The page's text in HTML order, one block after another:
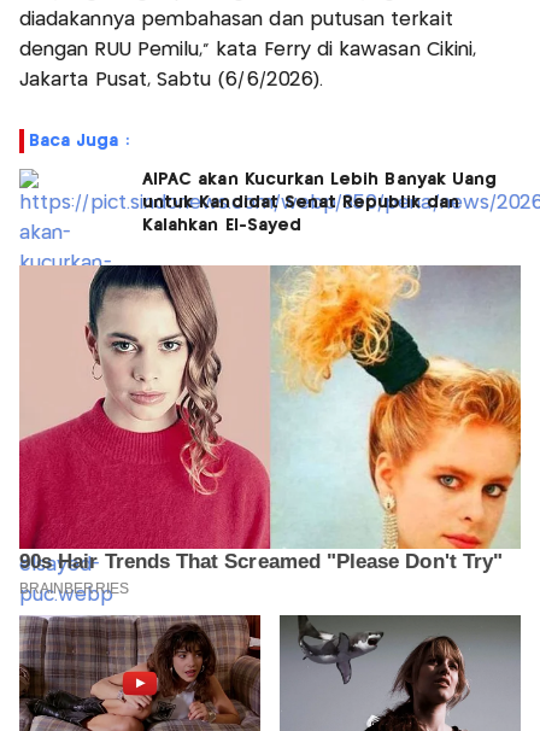
diadakannya pembahasan dan putusan terkait
dengan RUU Pemilu," kata Ferry di kawasan Cikini,
Jakarta Pusat, Sabtu (6/6/2026).
Baca Juga :
AIPAC akan Kucurkan Lebih Banyak Uang
untuk Kandidat Senat Republik dan
Kalahkan El-Sayed